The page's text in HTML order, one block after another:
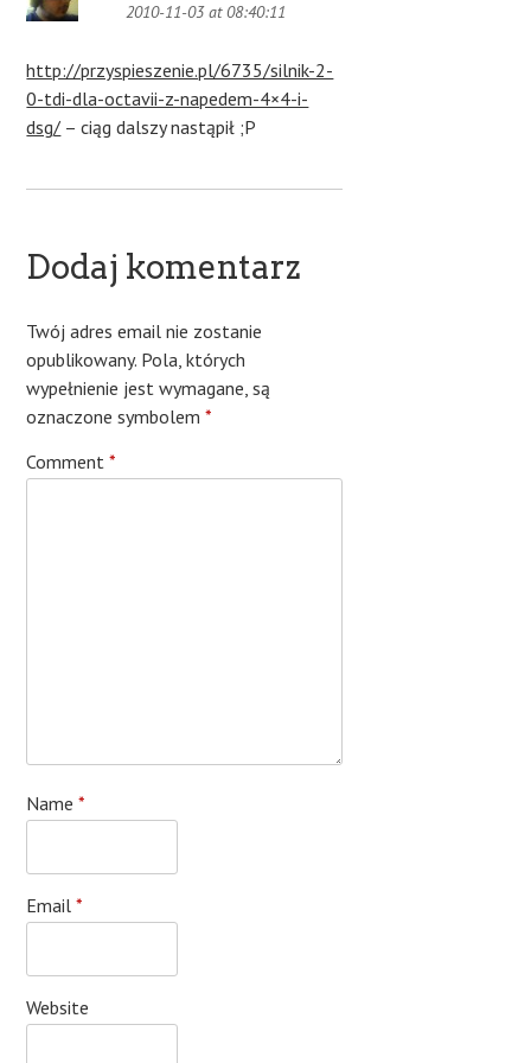
2010-11-03 at 08:40:11
http://przyspieszenie.pl/6735/silnik-2-
0-tdi-dla-octavii-z-napedem-4×4-i-
dsg/ – ciąg dalszy nastąpił ;P
Dodaj komentarz
Twój adres email nie zostanie
opublikowany. Pola, których
wypełnienie jest wymagane, są
oznaczone symbolem*
Comment*
Name*
Email*
Website